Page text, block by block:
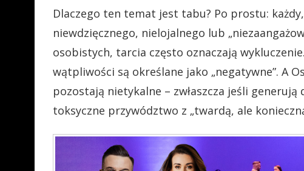
Dlaczego ten temat jest tabu? Po prostu:
niewdzięcznego, nielojalnego lub
osobistych, tarcia często oznaczają
wątpliwości są określane jako „negatywne”. A
pozostają nietykalne – zwłaszcza jeśli generują
toksyczne przywództwo z „twardą, ale